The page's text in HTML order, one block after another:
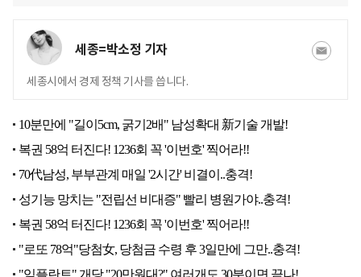
세종=박소정 기자
세종시에서 경제 정책 기사를 씁니다.